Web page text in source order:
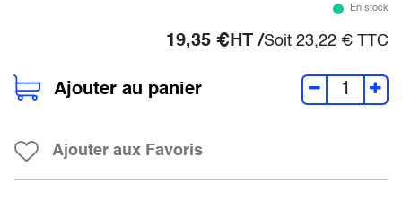
En stock
19,35 €HT /Soit 23,22 € TTC
Ajouter au panier
Ajouter aux Favoris